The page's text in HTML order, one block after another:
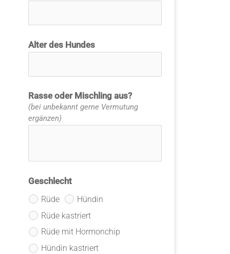
Alter des Hundes
Rasse oder Mischling aus?
(bei unbekannt gerne Vermutung
ergänzen)
Geschlecht
Rüde
Hündin
Rüde kastriert
Rüde mit Hormonchip
Hündin kastriert